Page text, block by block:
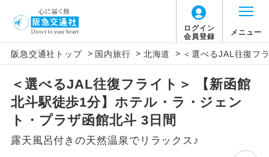
ログイン
会員登録
メニュー
阪急交通社トップ > 国内旅行 > 北海道 > ＜選べるJAL往復フ
＜選べるJAL往復フライト＞ 【新函館
北斗駅徒歩1分】ホテル・ラ・ジェン
ト・プラザ函館北斗 3日間
露天風呂付きの天然温泉でリラックス♪
アイコン 説明
添乗員同行
往路出発空港（駅）から復路到着空港
（駅）まで同行します。
現地添乗員同
行
現地到着空港（駅）から最終日出発空港
（駅）まで添乗員が同行します。
「価格変動型ツアー」に関するご案内
価格変動型ツアーとは
航空会社が設定する「個人包括旅行運
賃」を利用したツアーです。